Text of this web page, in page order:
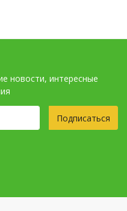
новости, интересные
Подписаться